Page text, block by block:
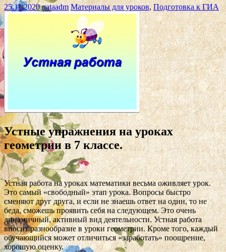
25.11.2020 nataadm Материалы для уроков, Подготовка к ГИА
Устные упражнения на уроках
геометрии в 7 классе.
Устная работа на уроках математики весьма оживляет урок.
Это самый «свободный» этап урока. Вопросы быстро
сменяют друг друга, и если не знаешь ответ на один, то не
беда, сможешь проявить себя на следующем. Это очень
динамичный, активный вид деятельности. Устная работа
вносит разнообразие в уроки геометрии. Кроме того, каждый
обучающийся может отличиться «заработать» поощрение,
хорошую оценку.